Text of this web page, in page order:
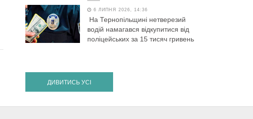
6 ЛИПНЯ 2026, 14:36
На Тернопільщині нетверезий
водій намагався відкупитися від
поліцейських за 15 тисяч гривень
ДИВИТИСЬ УСІ